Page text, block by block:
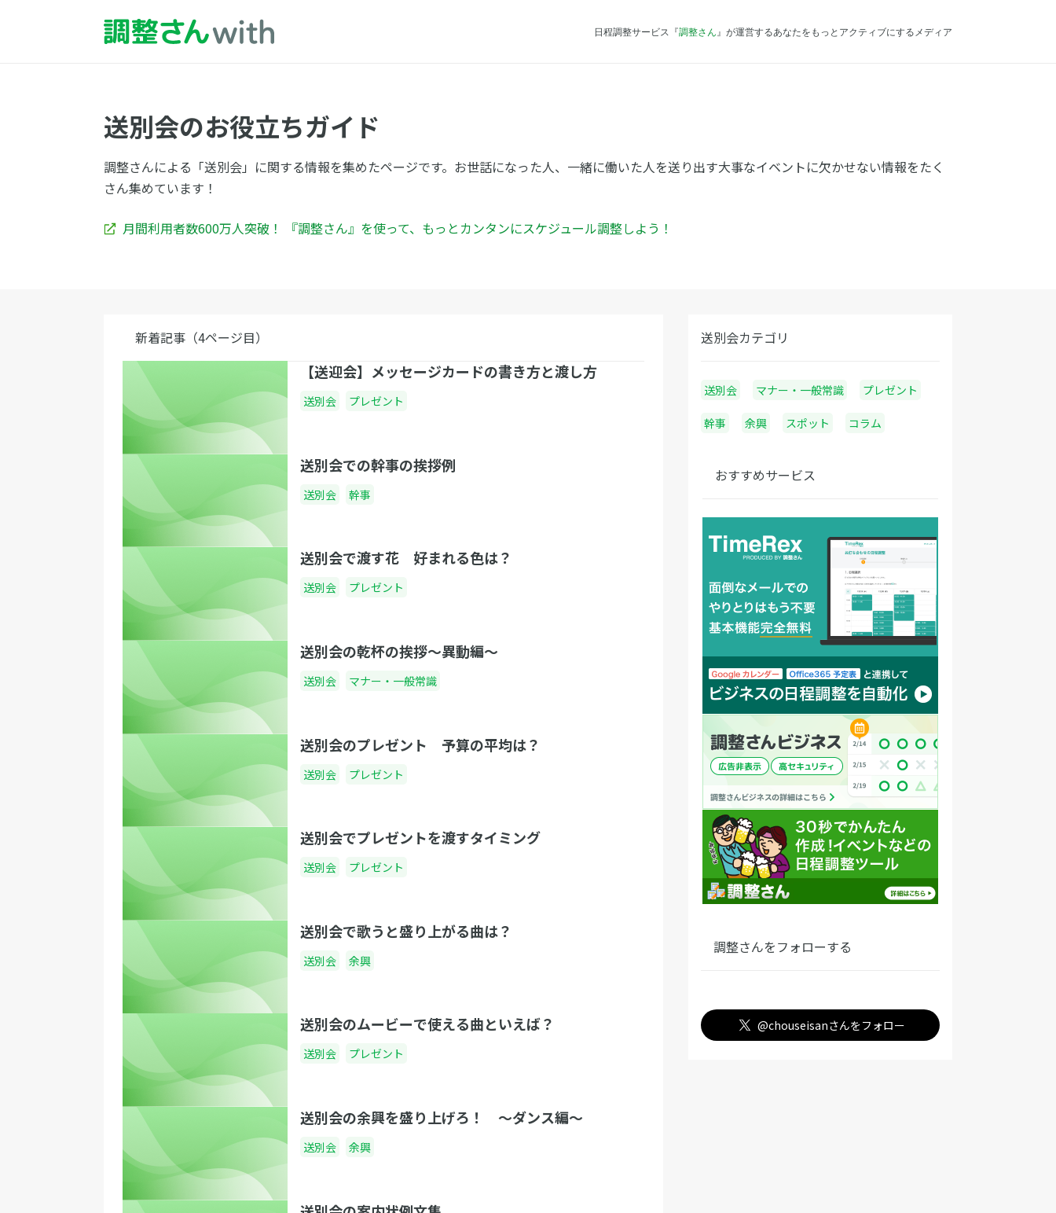
日程調整サービス『調整さん 』が運営するあなたをもっとアクティブにするメディア
送別会のお役立ちガイド
調整さんによる「送別会」に関する情報を集めたページです。お世話になった人、一緒に働いた人を送り出す大事なイベントに欠かせない情報をたく
さん集めています！
月間利用者数600万人突破！ 『調整さん』を使って、もっとカンタンにスケジュール調整しよう！
新着記事（4ページ目）
【送迎会】メッセージカードの書き方と渡し方
送別会 プレゼント
送別会での幹事の挨拶例
送別会 幹事
送別会で渡す花 好まれる色は？
送別会 プレゼント
送別会の乾杯の挨拶〜異動編〜
送別会 マナー・一般常識
送別会のプレゼント 予算の平均は？
送別会 プレゼント
送別会でプレゼントを渡すタイミング
送別会 プレゼント
送別会で歌うと盛り上がる曲は？
送別会 余興
送別会のムービーで使える曲といえば？
送別会 プレゼント
送別会の余興を盛り上げろ！ 〜ダンス編〜
送別会 余興
送別会カテゴリ
送別会 マナー・一般常識 プレゼント
幹事 余興 スポット コラム
おすすめサービス
調整さんをフォローする
@chouseisanさんをフォロー